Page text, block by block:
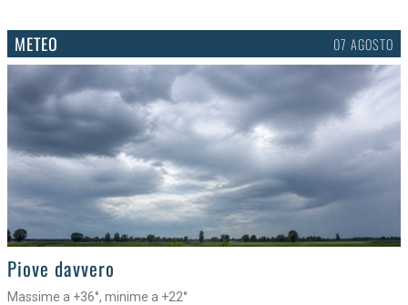
METEO 07 AGOSTO
>
Piove davvero
Massime a +36°, minime a +22°